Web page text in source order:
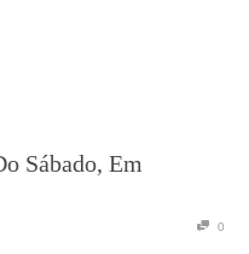
Sábado, Em
0